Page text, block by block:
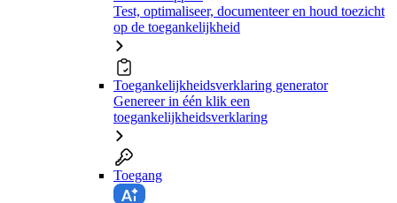
Test, optimaliseer, documenteer en houd toezicht
op de toegankelijkheid
Toegankelijkheidsverklaring generator
Genereer in één klik een
toegankelijkheidsverklaring
Toegang